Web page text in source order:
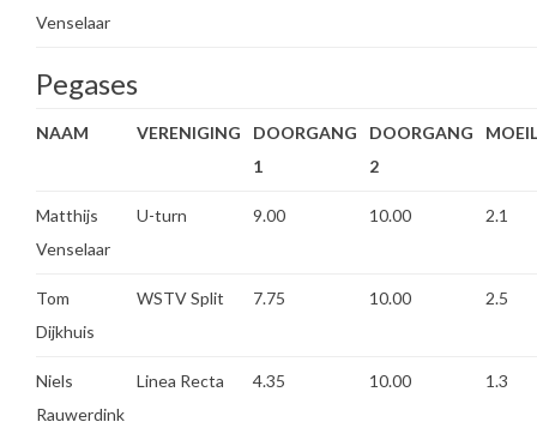
Venselaar
Pegases
NAAM VERENIGING
DOORGANG
1
DOORGANG
2
Matthijs
Venselaar
U-turn 9.00 10.00 2.1
Tom
Dijkhuis
WSTV Split 7.75 10.00 2.5
Niels
Rauwerdink
Linea Recta 4.35 10.00 1.3